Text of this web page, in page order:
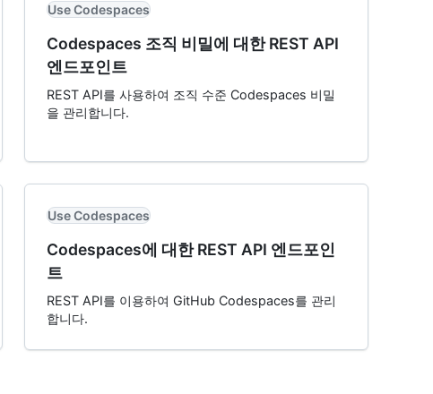
Use Codespaces
Codespaces 조직 비밀에 대한 REST API
엔드포인트
REST API를 사용하여 조직 수준 Codespaces 비밀
을 관리합니다.
Use Codespaces
Codespaces에 대한 REST API 엔드포인
트
REST API를 이용하여 GitHub Codespaces를 관리
합니다.